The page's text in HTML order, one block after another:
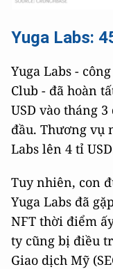
Yuga Labs:
Yuga Labs -
Club - đã hoàn
USD vào tháng
đầu. Thương vụ
Labs lên 4 tỉ
Tuy nhiên, con
Yuga Labs đã
NFT thời điểm
ty cũng bị điều
Giao dịch Mỹ